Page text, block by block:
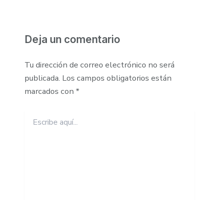
Deja un comentario
Tu dirección de correo electrónico no será
publicada. Los campos obligatorios están
marcados con *
aquí...